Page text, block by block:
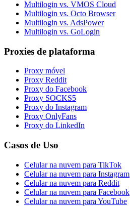
Multilogin vs. VMOS Cloud
Multilogin vs. Octo Browser
Multilogin vs. AdsPower
Multilogin vs. GoLogin
Proxies de plataforma
Proxy móvel
Proxy Reddit
Proxy do Facebook
Proxy SOCKS5
Proxy do Instagram
Proxy OnlyFans
Proxy do LinkedIn
Casos de Uso
Celular na nuvem para TikTok
Celular na nuvem para Instagram
Celular na nuvem para Reddit
Celular na nuvem para Facebook
Celular na nuvem para YouTube